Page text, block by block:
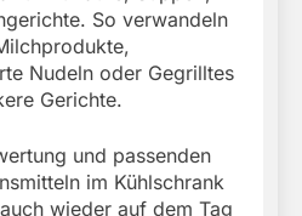
So verwandeln
Nudeln oder Gegrilltes
Gerichte.
und passenden
im Kühlschrank
wieder auf dem Tag